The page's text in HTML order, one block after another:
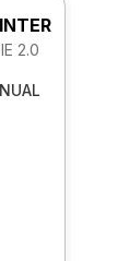
2.0